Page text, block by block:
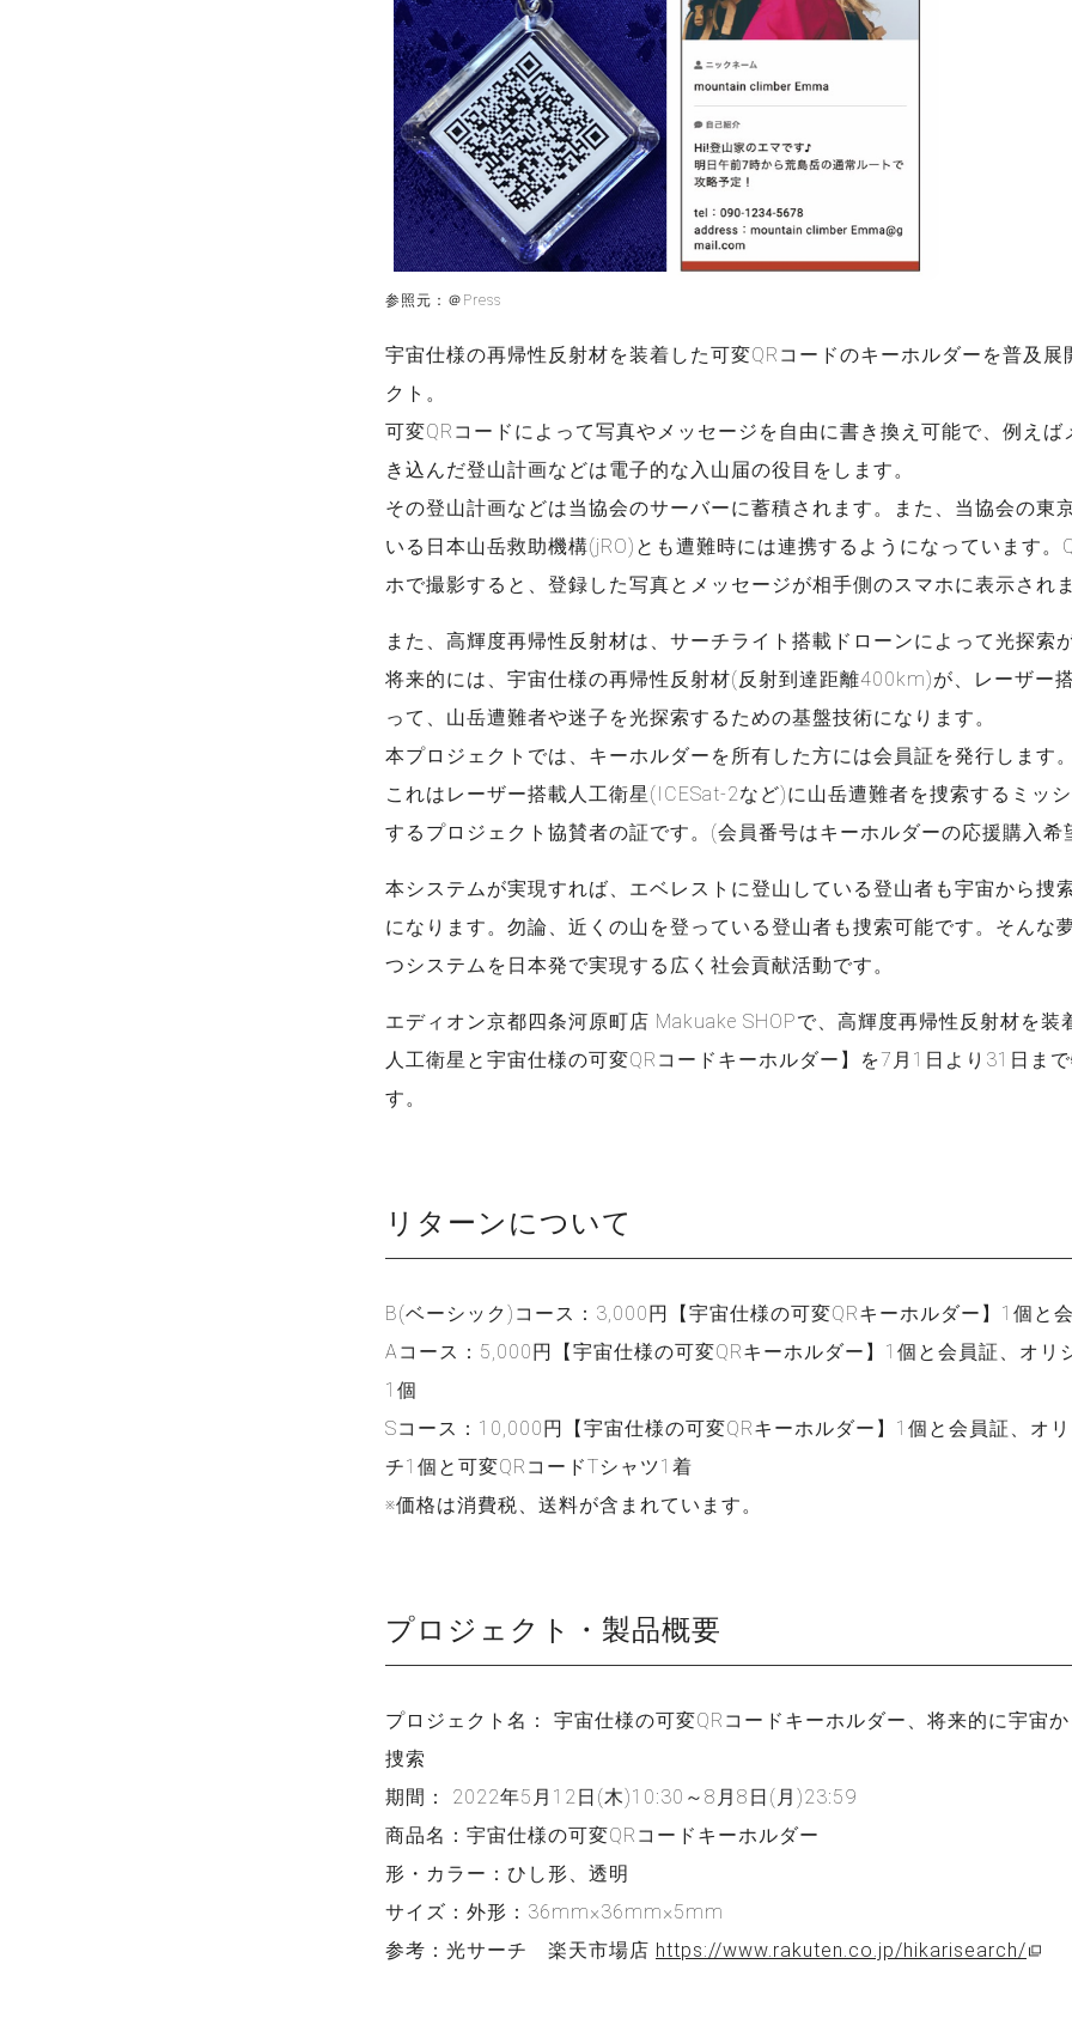
参照元：＠Press
宇宙仕様の再帰性反射材を装着した可変QRコードのキーホルダーを普及展
クト。
可変QRコードによって写真やメッセージを自由に書き換え可能で、例えば
き込んだ登山計画などは電子的な入山届の役目をします。
その登山計画などは当協会のサーバーに蓄積されます。また、当協会の東
いる日本山岳救助機構(jRO)とも遭難時には連携するようになっています。
ホで撮影すると、登録した写真とメッセージが相手側のスマホに表示されま
また、高輝度再帰性反射材は、サーチライト搭載ドローンによって光探索が
将来的には、宇宙仕様の再帰性反射材(反射到達距離400km)が、レーザー
って、山岳遭難者や迷子を光探索するための基盤技術になります。
本プロジェクトでは、キーホルダーを所有した方には会員証を発行します。
これはレーザー搭載人工衛星(ICESat-2など)に山岳遭難者を捜索するミッ
するプロジェクト協賛者の証です。(会員番号はキーホルダーの応援購入希
本システムが実現すれば、エベレストに登山している登山者も宇宙から捜
になります。勿論、近くの山を登っている登山者も捜索可能です。そんな
つシステムを日本発で実現する広く社会貢献活動です。
エディオン京都四条河原町店 Makuake SHOPで、高輝度再帰性反射材を装
人工衛星と宇宙仕様の可変QRコードキーホルダー】を7月1日より31日ま
す。
リターンについて
B(ベーシック)コース：3,000円【宇宙仕様の可変QRキーホルダー】1個と
Aコース：5,000円【宇宙仕様の可変QRキーホルダー】1個と会員証、オリ
1個
Sコース：10,000円【宇宙仕様の可変QRキーホルダー】1個と会員証、オ
チ1個と可変QRコードTシャツ1着
※価格は消費税、送料が含まれています。
プロジェクト・製品概要
プロジェクト名： 宇宙仕様の可変QRコードキーホルダー、将来的に宇宙
捜索
期間： 2022年5月12日(木)10:30～8月8日(月)23:59
商品名：宇宙仕様の可変QRコードキーホルダー
形・カラー：ひし形、透明
サイズ：外形：36mm×36mm×5mm
参考：光サーチ 楽天市場店 https://www.rakuten.co.jp/hikarisearch/